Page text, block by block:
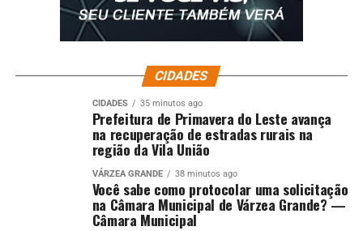
CIDADES
CIDADES 35 minutos ago
Prefeitura de Primavera do Leste avança
na recuperação de estradas rurais na
região da Vila União
VÁRZEA GRANDE 38 minutos ago
Você sabe como protocolar uma solicitação
na Câmara Municipal de Várzea Grande? —
Câmara Municipal